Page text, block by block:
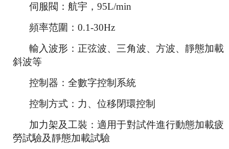
伺服閥：航宇， 95L/min
頻率范圍： 0.1-30Hz
輸入波形：正弦波、三角波、方波、靜態加載
斜波等
控制器：全數字控制系統
控制方式：力、位移閉環控制
加力架及工裝：適用于對試件進行動態加載疲
勞試驗及靜態加載試驗